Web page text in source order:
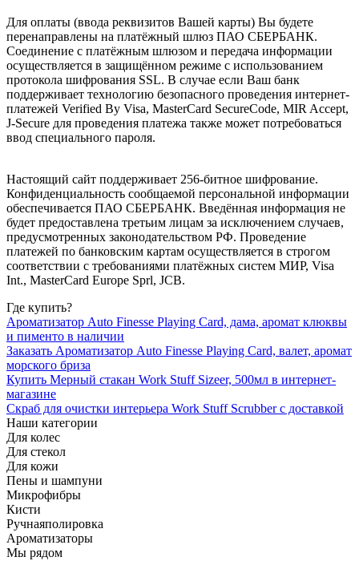
Для оплаты (ввода реквизитов Вашей карты) Вы будете
перенаправлены на платёжный шлюз ПАО СБЕРБАНК.
Соединение с платёжным шлюзом и передача информации
осуществляется в защищённом режиме с использованием
протокола шифрования SSL. В случае если Ваш банк
поддерживает технологию безопасного проведения интернет-
платежей Verified By Visa, MasterCard SecureCode, MIR Accept,
J-Secure для проведения платежа также может потребоваться
ввод специального пароля.
Настоящий сайт поддерживает 256-битное шифрование.
Конфиденциальность сообщаемой персональной информации
обеспечивается ПАО СБЕРБАНК. Введённая информация не
будет предоставлена третьим лицам за исключением случаев,
предусмотренных законодательством РФ. Проведение
платежей по банковским картам осуществляется в строгом
соответствии с требованиями платёжных систем МИР, Visa
Int., MasterCard Europe Sprl, JCB.
Где купить?
Ароматизатор Auto Finesse Playing Card, дама, аромат клюквы
и пименто в наличии
Заказать Ароматизатор Auto Finesse Playing Card, валет, аромат
морского бриза
Купить Мерный стакан Work Stuff Sizeer, 500мл в интернет-
магазине
Скраб для очистки интерьера Work Stuff Scrubber с доставкой
Наши категории
Для колес
Для стекол
Для кожи
Пены и шампуни
Микрофибры
Кисти
Ручнаяполировка
Ароматизаторы
Мы рядом